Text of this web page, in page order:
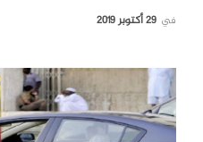
في 29 أكتوبر 2019